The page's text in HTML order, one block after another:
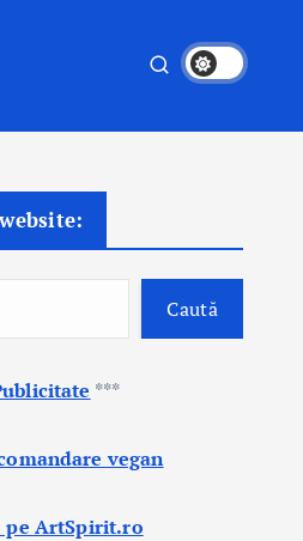
Caută
***
vegan
pe ArtSpirit.ro